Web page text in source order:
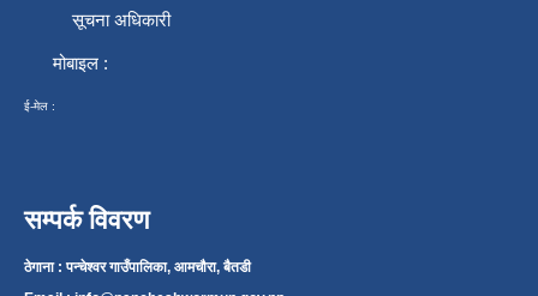
सूचना अधिकारी
मोबाइल :
ई-मेल :
सम्पर्क विवरण
ठेगाना : पन्चेश्वर गाउँपालिका, आमचौरा, बैतडी